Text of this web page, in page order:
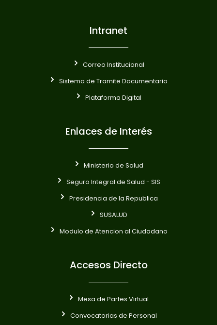
Intranet
Correo Institucional
Sistema de Tramite Documentario
Plataforma Digital
Enlaces de Interés
Ministerio de Salud
Seguro Integral de Salud - SIS
Presidencia de la Republica
SUSALUD
Modulo de Atencion al Ciudadano
Accesos Directo
Mesa de Partes Virtual
Convocatorias de Personal